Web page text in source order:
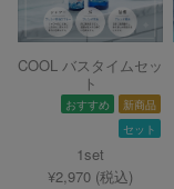
COOL バスタイムセッ
ト
新商品
おすすめ
セット
1set
¥2,970 (税込)